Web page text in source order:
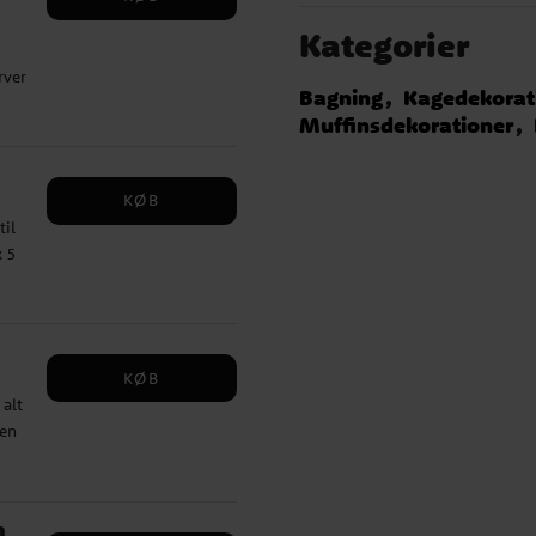
5
KØB
alt
KØB
Kategorier
Bagning
Muffinsdekorationer